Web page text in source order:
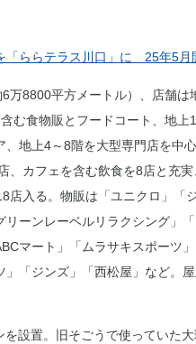
ららテラス川口」に 25年5月
8800平方メートル）、店舗
む食物販とフードコート、地
地上4～8階を大型専門店を中
、カフェを含む飲食を8店と充
店入る。物販は「ユニクロ」「
ーンレーベルリラクシング」
マート」「ムラサキスポーツ
「ジンズ」「西松屋」など。
設置。旧そごうで使っていた